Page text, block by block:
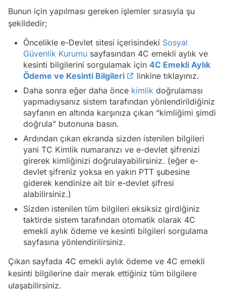
Bunun için yapılması gereken işlemler sırasıyla şu
şekildedir;
Öncelikle e-Devlet sitesi içerisindeki Sosyal
Güvenlik Kurumu sayfasından 4C emekli aylık ve
kesinti bilgilerini sorgulamak için 4C Emekli Aylık
Ödeme ve Kesinti Bilgileri
linkine tıklayınız.
Daha sonra eğer daha önce kimlik doğrulaması
yapmadıysanız sistem tarafından yönlendirildiğiniz
sayfanın en altında karşınıza çıkan “kimliğimi şimdi
doğrula” butonuna basın.
Ardından çıkan ekranda sizden istenilen bilgileri
yani TC Kimlik numaranızı ve e-devlet şifrenizi
girerek kimliğinizi doğrulayabilirsiniz. (eğer e-
devlet şifreniz yoksa en yakın PTT şubesine
giderek kendinize ait bir e-devlet şifresi
alabilirsiniz.)
Sizden istenilen tüm bilgileri eksiksiz girdiğiniz
taktirde sistem tarafından otomatik olarak 4C
emekli aylık ödeme ve kesinti bilgileri sorgulama
sayfasına yönlendirilirsiniz.
Çıkan sayfada 4C emekli aylık ödeme ve 4C emekli
kesinti bilgilerine dair merak ettiğiniz tüm bilgilere
ulaşabilirsiniz.